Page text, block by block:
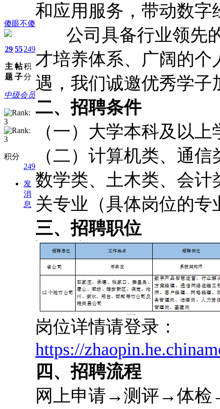
傻眼不傻
29
主
题
55
帖
子
249
积
分
中级会员
积分
249
发
消
息
和应用服务，带动数字
公司具备行业领先
才培养体系、广阔的
遇，我们诚邀优秀学
二、招聘条件
（一）大学本科及以
（二）计算机类、通
数学类、土木类、会计
关专业（具体岗位的
三、招聘职位
岗位详情请登录：
https://
四、招聘流程
网上申请→测评→体